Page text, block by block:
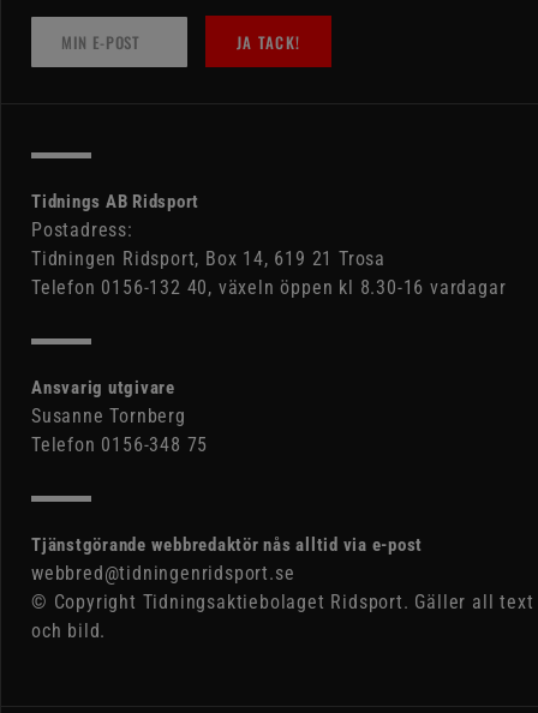
JA TACK!
Tidnings AB Ridsport
Postadress:
Tidningen Ridsport, Box 14, 619 21 Trosa
Telefon 0156-132 40, växeln öppen kl 8.30-16 vardagar
Ansvarig utgivare
Susanne Tornberg
Telefon 0156-348 75
Tjänstgörande webbredaktör nås alltid via e-post
webbred@tidningenridsport.se
© Copyright Tidningsaktiebolaget Ridsport. Gäller all text
och bild.